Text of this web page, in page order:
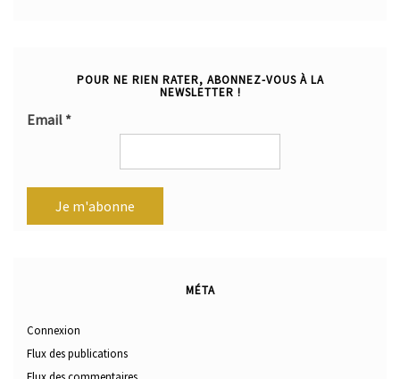
POUR NE RIEN RATER, ABONNEZ-VOUS À LA
NEWSLETTER !
Email *
MÉTA
Connexion
Flux des publications